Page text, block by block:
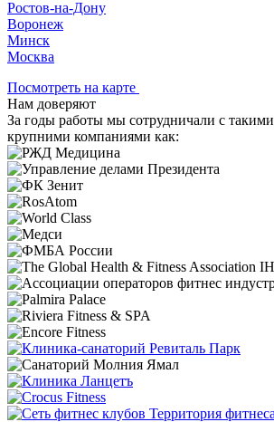
Ростов-на-Дону
Воронеж
Минск
Москва
Посмотреть на карте
Нам доверяют
За годы работы мы сотрудничали с такими
крупними компаниями как: